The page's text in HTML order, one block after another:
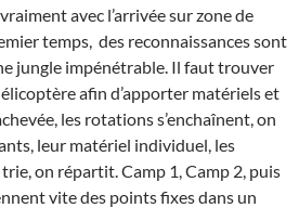
avec l’arrivée sur zone de
temps, des reconnaissances sont
jungle impénétrable. Il faut trouver
afin d’apporter matériels et
les rotations s’enchaînent, on
leur matériel individuel, les
on répartit. Camp 1, Camp 2, puis
vite des points fixes dans un